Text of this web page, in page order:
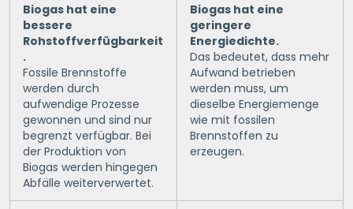
Biogas hat eine
bessere
Rohstoffverfügbarkeit
.
Fossile Brennstoffe
werden durch
aufwendige Prozesse
gewonnen und sind nur
begrenzt verfügbar. Bei
der Produktion von
Biogas werden hingegen
Abfälle weiterverwertet.
Biogas hat eine
geringere
Energiedichte.
Das bedeutet, dass mehr
Aufwand betrieben
werden muss, um
dieselbe Energiemenge
wie mit fossilen
Brennstoffen zu
erzeugen.